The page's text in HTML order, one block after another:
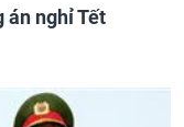
án nghỉ Tết